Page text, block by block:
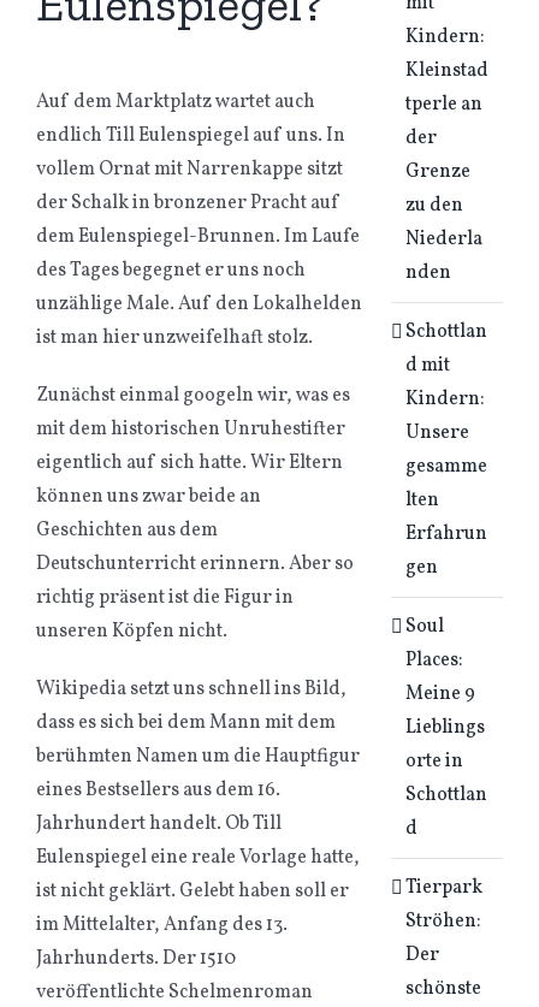
Auf dem Marktplatz wartet auch
endlich Till Eulenspiegel auf uns. In
vollem Ornat mit Narrenkappe sitzt
der Schalk in bronzener Pracht auf
dem Eulenspiegel-Brunnen. Im Laufe
des Tages begegnet er uns noch
unzählige Male. Auf den Lokalhelden
ist man hier unzweifelhaft stolz.
Zunächst einmal googeln wir, was es
mit dem historischen Unruhestifter
eigentlich auf sich hatte. Wir Eltern
können uns zwar beide an
Geschichten aus dem
Deutschunterricht erinnern. Aber so
richtig präsent ist die Figur in
unseren Köpfen nicht.
Wikipedia setzt uns schnell ins Bild,
dass es sich bei dem Mann mit dem
berühmten Namen um die Hauptfigur
eines Bestsellers aus dem 16.
Jahrhundert handelt. Ob Till
Eulenspiegel eine reale Vorlage hatte,
ist nicht geklärt. Gelebt haben soll er
im Mittelalter, Anfang des 13.
Jahrhunderts. Der 1510
veröffentlichte Schelmenroman
Kindern:
Kleinstad
tperle an
der
Grenze
zu den
Niederla
nden
Schottlan
d mit
Kindern:
Unsere
gesamme
lten
Erfahrun
gen
Soul
Places:
Meine 9
Lieblings
orte in
Schottlan
d
Tierpark
Ströhen:
Der
schönste